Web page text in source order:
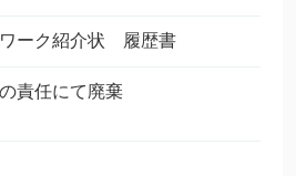
ーク紹介状 履歴書
責任にて廃棄